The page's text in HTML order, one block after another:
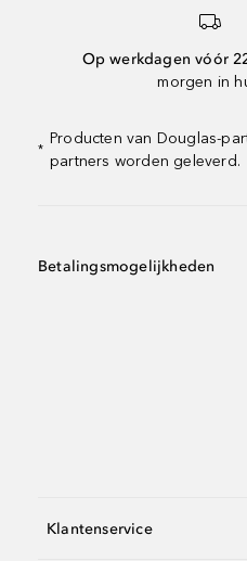
Op werkdagen vóór
morgen in
*
Producten van Douglas-
partners worden geleverd.
Betalingsmogelijkheden
Klantenservice